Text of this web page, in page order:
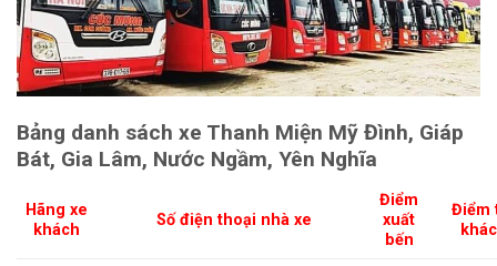
Bảng danh sách xe Thanh Miện Mỹ Đình, Giáp
Bát, Gia Lâm, Nước Ngầm, Yên Nghĩa
Hãng xe
khách
Số điện thoại nhà xe
Điểm
xuất
bến
Điểm